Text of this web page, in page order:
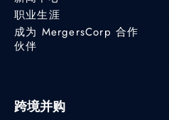
职业生涯
成为 MergersCorp 合作
伙伴
跨境并购